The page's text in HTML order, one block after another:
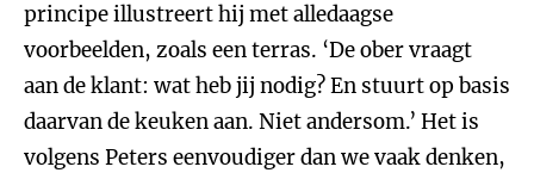
principe illustreert hij met alledaagse
voorbeelden, zoals een terras. ‘De ober vraagt
aan de klant: wat heb jij nodig? En stuurt op basis
daarvan de keuken aan. Niet andersom.’ Het is
volgens Peters eenvoudiger dan we vaak denken,